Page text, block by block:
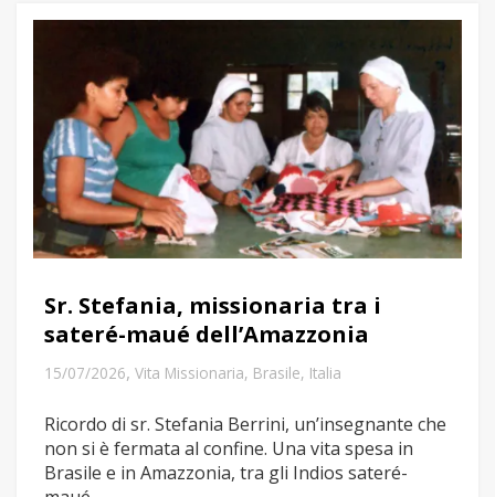
Sr. Stefania, missionaria tra i
sateré-maué dell’Amazzonia
15/07/2026, Vita Missionaria, Brasile, Italia
Ricordo di sr. Stefania Berrini, un’insegnante che
non si è fermata al confine. Una vita spesa in
Brasile e in Amazzonia, tra gli Indios sateré-